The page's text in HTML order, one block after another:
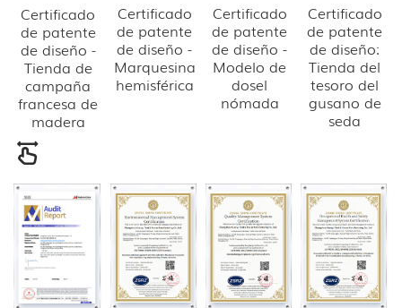
Certificado
de patente
de diseño -
Tienda de
campaña
francesa de
madera
Certificado
de patente
de diseño -
Marquesina
hemisférica
Certificado
de patente
de diseño -
Modelo de
dosel
nómada
Certificado
de patente
de diseño:
Tienda del
tesoro del
gusano de
seda